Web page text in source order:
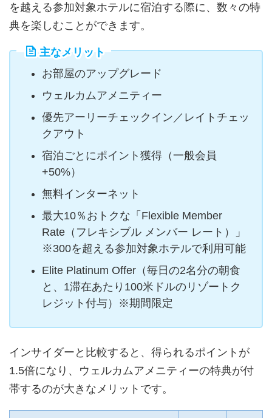
を越える参加対象ホテルに宿泊する際に、数々の特
典を楽しむことができます。
主なメリット
お部屋のアップグレード
ウェルカムアメニティー
優先アーリーチェックイン／レイトチェッ
クアウト
宿泊ごとにポイント獲得（一般会員
+50%）
無料インターネット
最大10％おトクな「Flexible Member
Rate（フレキシブル メンバー レート）」
※300を超える参加対象ホテルで利用可能
Elite Platinum Offer（毎日の2名分の朝食
と、1滞在あたり100米ドルのリゾートク
レジット付与）※期間限定
インサイダーと比較すると、得られるポイントが
1.5倍になり、ウェルカムアメニティーの特典が付
帯するのが大きなメリットです。